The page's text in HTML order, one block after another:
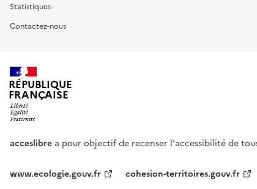
Statistiques
Contactez-nous
RÉPUBLIQUE
FRANÇAISE
acceslibre a pour objectif de recenser l'accessibilité de
www.ecologie.gouv.fr cohesion-territoires.gouv.fr